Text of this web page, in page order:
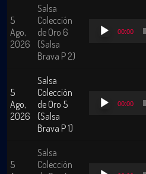
5
Ago,
2026
Salsa
Colección
de Oro 6
(Salsa
Brava P 2)
Reproductor
00:00
5
Ago,
2026
Salsa
Colección
de Oro 5
(Salsa
Brava P 1)
Reproductor
00:00
5
Salsa
Colección
Reproductor